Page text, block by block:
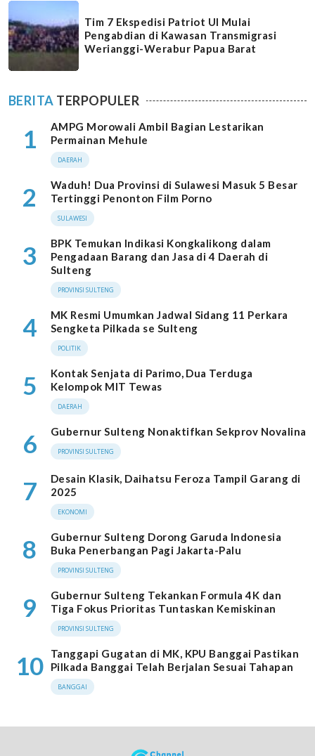
Tim 7 Ekspedisi Patriot UI Mulai
Pengabdian di Kawasan Transmigrasi
Werianggi-Werabur Papua Barat
BERITA TERPOPULER
1
AMPG Morowali Ambil Bagian Lestarikan
Permainan Mehule
DAERAH
2
Waduh! Dua Provinsi di Sulawesi Masuk 5 Besar
Tertinggi Penonton Film Porno
SULAWESI
3
BPK Temukan Indikasi Kongkalikong dalam
Pengadaan Barang dan Jasa di 4 Daerah di
Sulteng
PROVINSI SULTENG
4
MK Resmi Umumkan Jadwal Sidang 11 Perkara
Sengketa Pilkada se Sulteng
POLITIK
5
Kontak Senjata di Parimo, Dua Terduga
Kelompok MIT Tewas
DAERAH
6 Gubernur Sulteng Nonaktifkan Sekprov Novalina
PROVINSI SULTENG
7
Desain Klasik, Daihatsu Feroza Tampil Garang di
2025
EKONOMI
8
Gubernur Sulteng Dorong Garuda Indonesia
Buka Penerbangan Pagi Jakarta-Palu
PROVINSI SULTENG
9
Gubernur Sulteng Tekankan Formula 4K dan
Tiga Fokus Prioritas Tuntaskan Kemiskinan
PROVINSI SULTENG
10
Tanggapi Gugatan di MK, KPU Banggai Pastikan
Pilkada Banggai Telah Berjalan Sesuai Tahapan
BANGGAI